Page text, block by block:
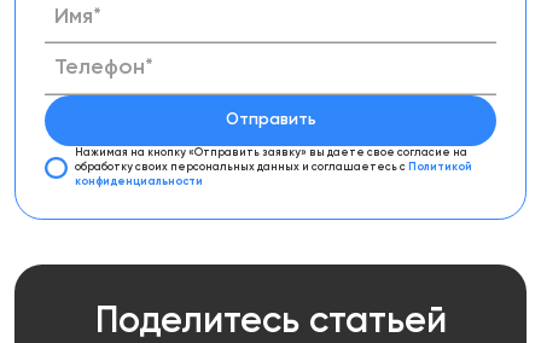
Отправить
Нажимая на кнопку «Отправить заявку» вы даете свое согласие на
обработку своих персональных данных и соглашаетесь с Политикой
конфиденциальности
Поделитесь статьей